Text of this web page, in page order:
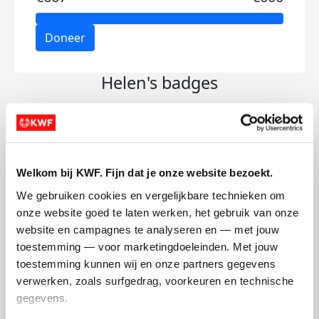
Welkom bij KWF. Fijn dat je onze website bezoekt.
We gebruiken cookies en vergelijkbare technieken om
onze website goed te laten werken, het gebruik van onze
website en campagnes te analyseren en — met jouw
toestemming — voor marketingdoeleinden. Met jouw
toestemming kunnen wij en onze partners gegevens
verwerken, zoals surfgedrag, voorkeuren en technische
gegevens.
Doneer
Helen's badges